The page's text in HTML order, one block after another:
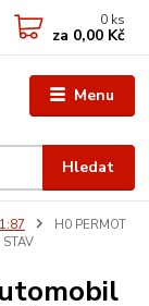
Menu
Hledat
0 ks
za 0,00 Kč
H0 PERMOT